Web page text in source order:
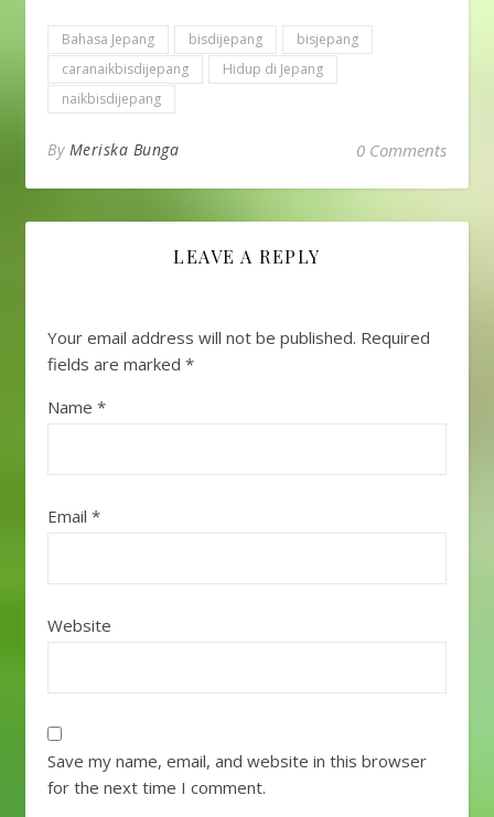
Bahasa Jepang bisdijepang
bisjepang
caranaikbisdijepang
Hidup di Jepang
naikbisdijepang
By Meriska Bunga 0 Comments
LEAVE A REPLY
Your email address will not be published. Required
fields are marked *
Name *
Email *
Website
Save my name, email, and website in this browser
for the next time I comment.